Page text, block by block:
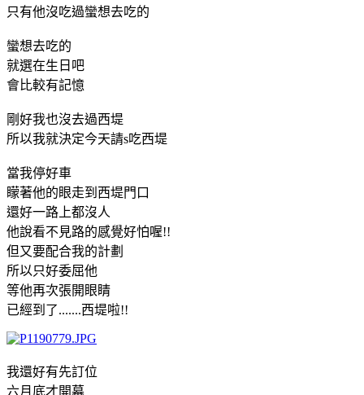
只有他沒吃過蠻想去吃的
蠻想去吃的
就選在生日吧
會比較有記憶
剛好我也沒去過西堤
所以我就決定今天請s吃西堤
當我停好車
矇著他的眼走到西堤門口
還好一路上都沒人
他說看不見路的感覺好怕喔!!
但又要配合我的計劃
所以只好委屈他
等他再次張開眼睛
已經到了.......西堤啦!!
我還好有先訂位
六月底才開幕